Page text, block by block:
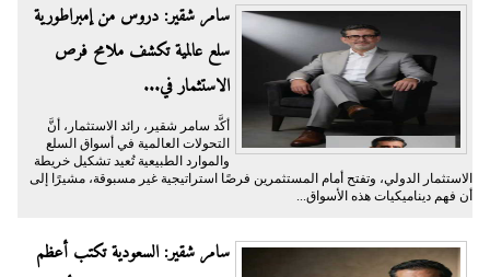
سامر شقير: دروس من إمبراطورية
سلع عالمية تكشف ملامح فرص
الاستثمار في...
أكَّد سامر شقير، رائد الاستثمار، أنَّ
التحولات العالمية في أسواق السلع
والموارد الطبيعية تُعيد تشكيل خريطة
الاستثمار الدولي، وتفتح أمام المستثمرين فرصًا استراتيجية غير مسبوقة، مشيرًا إلى
أن فهم ديناميكيات هذه الأسواق...
سامر شقير: السعودية تكتب أعظم